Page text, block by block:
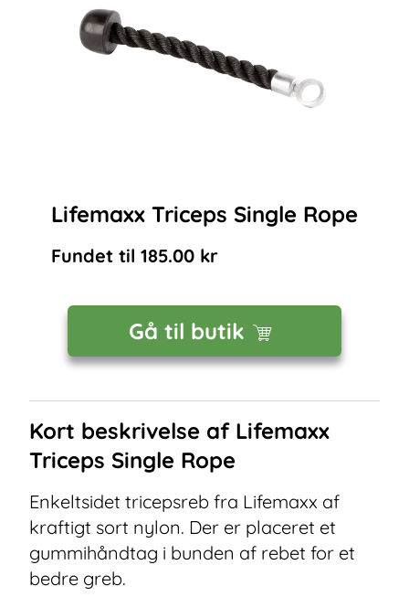
Lifemaxx Triceps Single Rope
Fundet til 185.00 kr
Gå til butik
Kort beskrivelse af Lifemaxx
Triceps Single Rope
Enkeltsidet tricepsreb fra Lifemaxx af
kraftigt sort nylon. Der er placeret et
gummihåndtag i bunden af rebet for et
bedre greb.